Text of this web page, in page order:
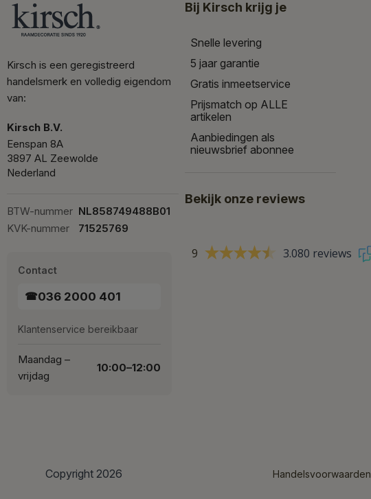
Kirsch is een geregistreerd
handelsmerk en volledig eigendom
van:
Kirsch B.V.
Eenspan 8A
3897 AL Zeewolde
Nederland
BTW-nummer NL858749488B01
KVK-nummer
71525769
Contact
☎036 2000 401
Klantenservice bereikbaar
Maandag –
vrijdag
10:00–12:00
Bij Kirsch krijg je
Snelle levering
5 jaar garantie
Gratis inmeetservice
Prijsmatch op ALLE
artikelen
Aanbiedingen als
nieuwsbrief abonnee
Bekijk onze reviews
9 3.080 reviews
Copyright 2026 Handelsvoorwaarden